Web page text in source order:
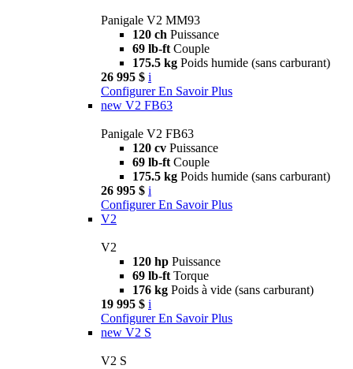
Panigale V2 MM93
120 ch Puissance
69 lb-ft Couple
175.5 kg Poids humide (sans carburant)
26 995 $ i
Configurer En Savoir Plus
new V2 FB63
Panigale V2 FB63
120 cv Puissance
69 lb-ft Couple
175.5 kg Poids humide (sans carburant)
26 995 $ i
Configurer En Savoir Plus
V2
V2
120 hp Puissance
69 lb-ft Torque
176 kg Poids à vide (sans carburant)
19 995 $ i
Configurer En Savoir Plus
new V2 S
V2 S